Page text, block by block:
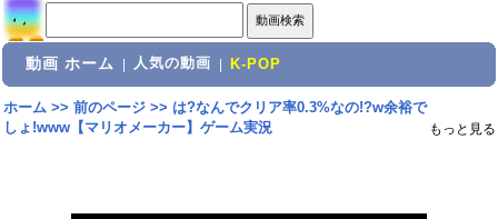
動画 ホーム 人気の動画 K-POP
ホーム>> 前のページ>> は?なんでクリア率0.3%なの!?w余裕で
しょ!www【マリオメーカー】ゲーム実況
もっと見る